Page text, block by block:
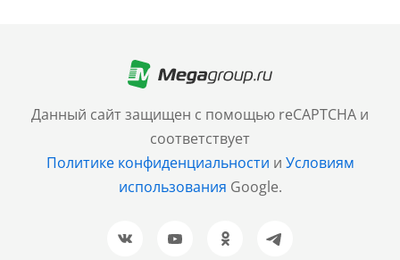
Данный сайт защищен с помощью reCAPTCHA и
соответствует
Политике конфиденциальности и Условиям
использования Google.
+7 (499) 705-30-10
Санкт-Петербург
+7 (812) 600-77-33
Барнаул
+7 (961) 999-93-93
Новосибирск